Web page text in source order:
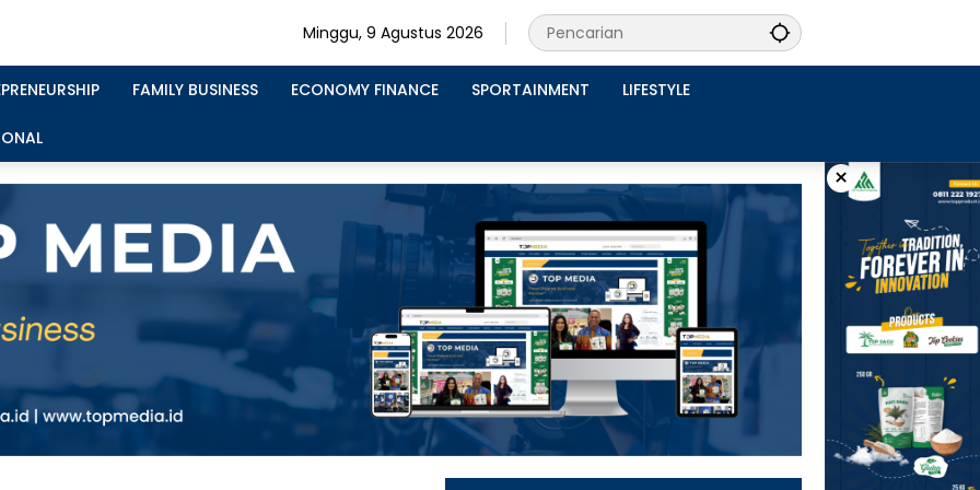
Minggu, 9 Agustus 2026
FAMILY BUSINESS ECONOMY FINANCE SPORTAINMENT LIFESTYLE
×